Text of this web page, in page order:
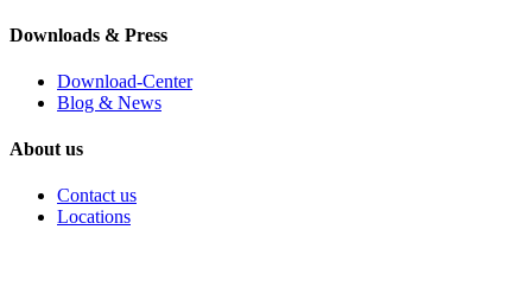
Downloads & Press
Download-Center
Blog & News
About us
Contact us
Locations